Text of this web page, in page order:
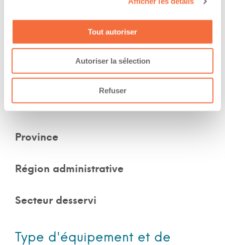
Tout autoriser
Autoriser la sélection
Refuser
Expérience
Nombre d'années d'expériences an
Secteur d'activité
Province
Région administrative
Secteur desservi
Type d'équipement et de